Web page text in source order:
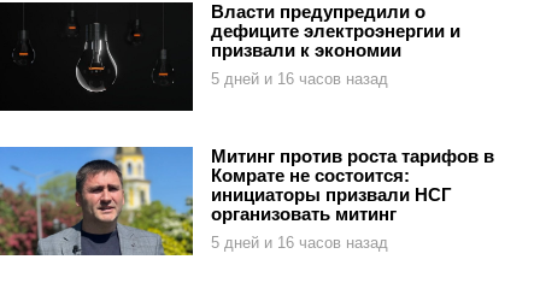
Власти предупредили о
дефиците электроэнергии и
призвали к экономии
5 дней и 16 часов назад
Митинг против роста тарифов в
Комрате не состоится:
инициаторы призвали НСГ
организовать митинг
5 дней и 16 часов назад